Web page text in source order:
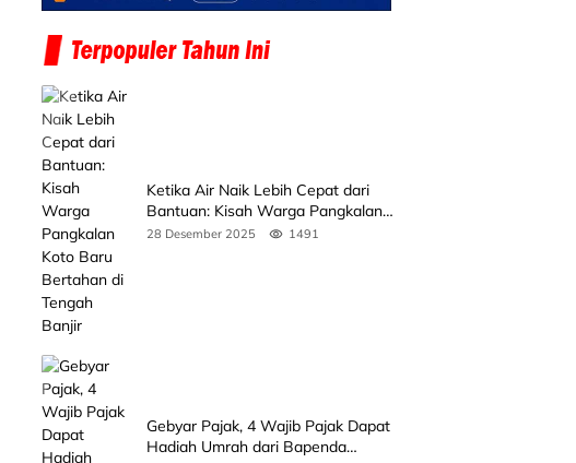
Ketika Air Naik Lebih Cepat dari
Bantuan: Kisah Warga Pangkalan
Koto Baru Bertahan di Tengah
28 Desember 2025 1491
Gebyar Pajak, 4 Wajib Pajak Dapat
Hadiah Umrah dari Bapenda